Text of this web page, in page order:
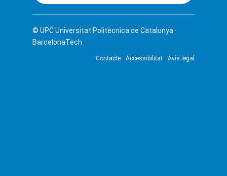
© UPCUniversitat Politècnica de Catalunya ·
BarcelonaTech
Contacte Accessibilitat Avís legal